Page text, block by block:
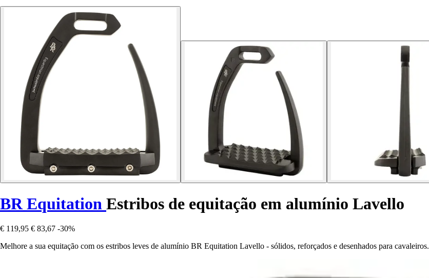
BR Equitation Estribos de equitação em alumínio Lavello
€ 119,95 € 83,67 -30%
Melhore a sua equitação com os estribos leves de alumínio BR Equitation Lavello - sólidos, reforçados e desenhados para cavaleiros.